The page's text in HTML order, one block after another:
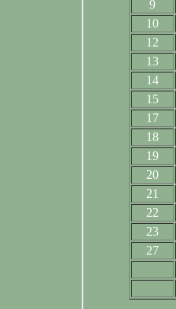
9
10
12
13
14
15
17
18
19
20
21
22
23
27